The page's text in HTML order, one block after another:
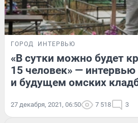
ГОРОД ИНТЕРВЬЮ
«В сутки можно будет
15 человек» —
и будущем омских
27 декабря, 2021, 06:50 7 518 3